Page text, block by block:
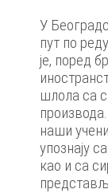
У
пут по
је, поред
шлола са
наши
упознају
као и са